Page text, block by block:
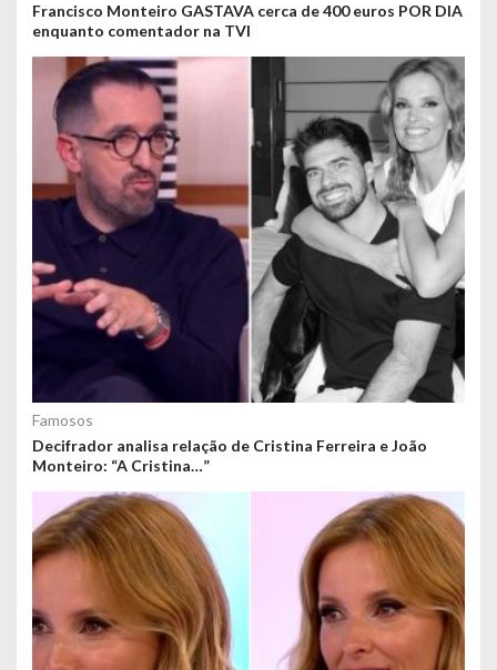
Francisco Monteiro GASTAVA cerca de 400 euros POR DIA
enquanto comentador na TVI
Famosos
Decifrador analisa relação de Cristina Ferreira e João
Monteiro: “A Cristina…”